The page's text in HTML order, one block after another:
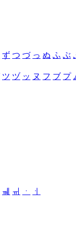
ず つ づ っ ぬ ふ ぶ
ツ ヅ ッ ヌ フ ブ プ
ㆋ ㆌ ㆍ
ㆎ